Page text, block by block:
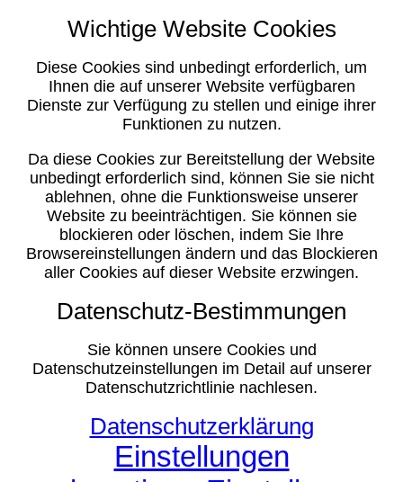
Wichtige Website Cookies
Diese Cookies sind unbedingt erforderlich, um
Ihnen die auf unserer Website verfügbaren
Dienste zur Verfügung zu stellen und einige ihrer
Funktionen zu nutzen.
Da diese Cookies zur Bereitstellung der Website
unbedingt erforderlich sind, können Sie sie nicht
ablehnen, ohne die Funktionsweise unserer
Website zu beeinträchtigen. Sie können sie
blockieren oder löschen, indem Sie Ihre
Browsereinstellungen ändern und das Blockieren
aller Cookies auf dieser Website erzwingen.
Datenschutz-Bestimmungen
Sie können unsere Cookies und
Datenschutzeinstellungen im Detail auf unserer
Datenschutzrichtlinie nachlesen.
Datenschutzerklärung
Einstellungen